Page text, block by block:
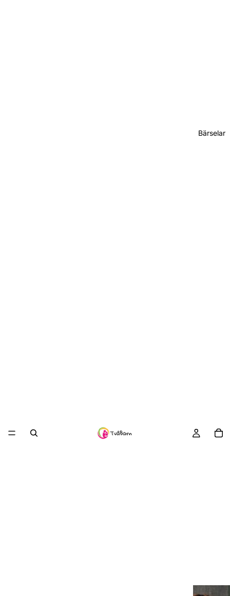
Bärselar